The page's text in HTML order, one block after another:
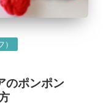
のポンポン